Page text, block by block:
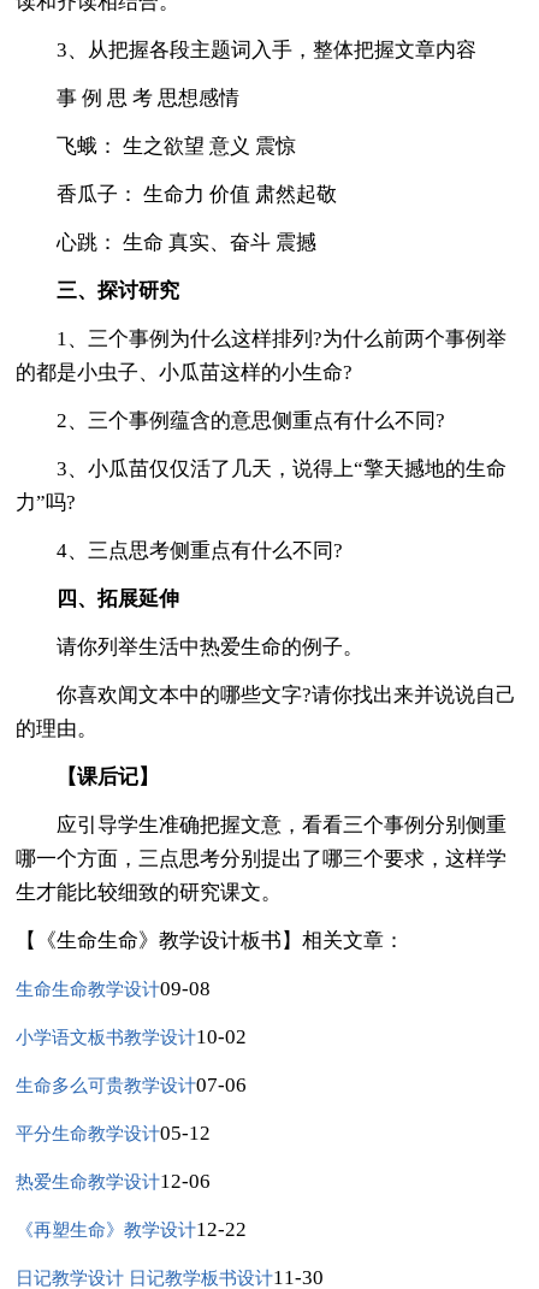
3、从把握各段主题词入手，整体把握文章内容
事 例 思 考 思想感情
飞蛾： 生之欲望 意义 震惊
香瓜子： 生命力 价值 肃然起敬
心跳： 生命 真实、奋斗 震撼
三、探讨研究
1、三个事例为什么这样排列?为什么前两个事例举
的都是小虫子、小瓜苗这样的小生命?
2、三个事例蕴含的意思侧重点有什么不同?
3、小瓜苗仅仅活了几天，说得上“擎天撼地的生命
力”吗?
4、三点思考侧重点有什么不同?
四、拓展延伸
请你列举生活中热爱生命的例子。
你喜欢闻文本中的哪些文字?请你找出来并说说自己
的理由。
【课后记】
应引导学生准确把握文意，看看三个事例分别侧重
哪一个方面，三点思考分别提出了哪三个要求，这样学
生才能比较细致的研究课文。
【《生命生命》教学设计板书】相关文章：
生命生命教学设计09-08
小学语文板书教学设计10-02
生命多么可贵教学设计07-06
平分生命教学设计05-12
热爱生命教学设计12-06
《再塑生命》教学设计12-22
日记教学设计 日记教学板书设计11-30